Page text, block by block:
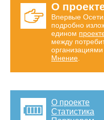
О
Впервые
подробно
едином
между
Мнение
О проекте
Статистика